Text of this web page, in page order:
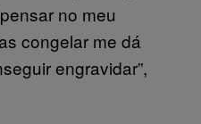
no meu
congelar me dá
engravidar”,